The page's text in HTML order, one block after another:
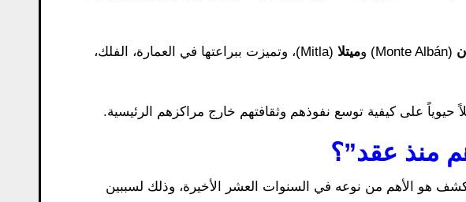
(Monte Albán) و ميتلا
(Mitla)، وتميزت ببراعتها في العمارة، الفلك،
حيوياً على كيفية توسع نفوذهم وثقافتهم خارج مراكزهم الرئيسية.
منذ عقد”؟
هو الأهم من نوعه في السنوات العشر الأخيرة، وذلك لسببين